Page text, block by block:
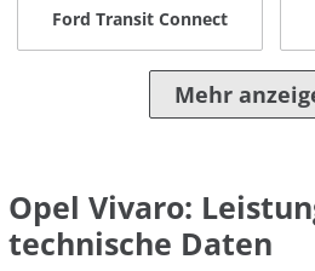
Ford Transit Connect
Mehr
Opel Vivaro:
technische Daten